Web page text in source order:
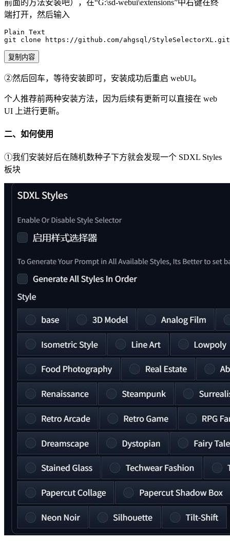
前面的方法安装吧），在“G:\sd-webui\extensions”中右键在终
端打开，然后输入
Plain Text
git clone https://github.com/ahgsql/StyleSelectorXL.git
复制内容
②然后回车，等待安装即可，安装成功后重启 webUI。
个人推荐前两种安装方法，因为后续有更新可以直接在 web
UI 上进行更新。
二、如何使用
①我们安装好后在随机数种子下方就会发现一个 SDXL Styles
板块